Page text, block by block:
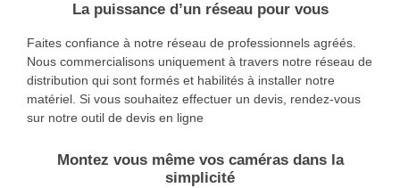
La puissance d’un réseau pour vous
Faites confiance à notre réseau de professionnels agréés.
Nous commercialisons uniquement à travers notre réseau de
distribution qui sont formés et habilités à installer notre
matériel. Si vous souhaitez effectuer un devis, rendez-vous
sur notre outil de devis en ligne
Montez vous même vos caméras dans la
simplicité